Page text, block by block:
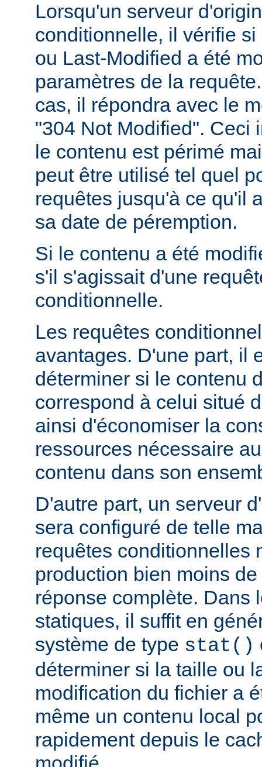
Lorsqu'un serveur
conditionnelle, il vérifie
ou Last-Modified a été
paramètres de la
cas, il répondra avec le
"304 Not Modified". Ceci
le contenu est périmé
peut être utilisé tel quel
requêtes jusqu'à ce qu'il
sa date de péremption.
Si le contenu a été
s'il s'agissait d'une
conditionnelle.
Les requêtes
avantages. D'une part, il
déterminer si le contenu
correspond à celui situé
ainsi d'économiser la
ressources nécessaire
contenu dans son
D'autre part, un serveur
sera configuré de telle
requêtes conditionnelles
production bien moins
réponse complète. Dans
statiques, il suffit en
système de type stat()
déterminer si la taille ou
modification du fichier a
même un contenu local
rapidement depuis le